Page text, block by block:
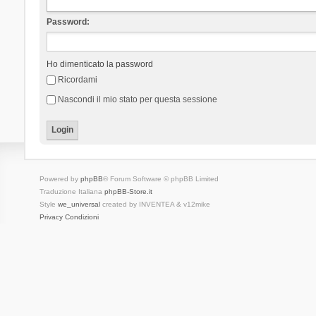
Password:
Ho dimenticato la password
Ricordami
Nascondi il mio stato per questa sessione
Powered by phpBB® Forum Software © phpBB Limited
Traduzione Italiana phpBB-Store.it
Style we_universalcreated by INVENTEA & v12mike
Privacy Condizioni